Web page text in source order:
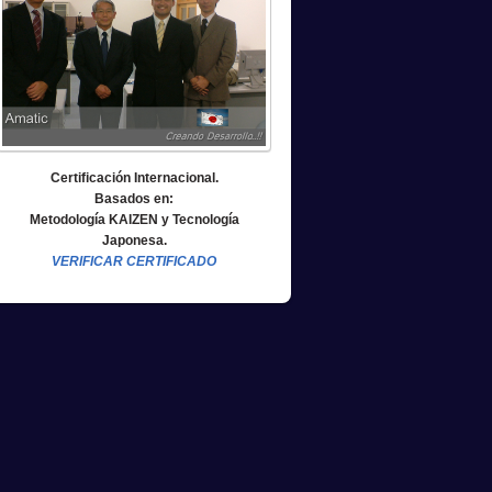
Certificación Internacional.
Basados en:
Metodología KAIZEN y Tecnología
Japonesa.
VERIFICAR CERTIFICADO